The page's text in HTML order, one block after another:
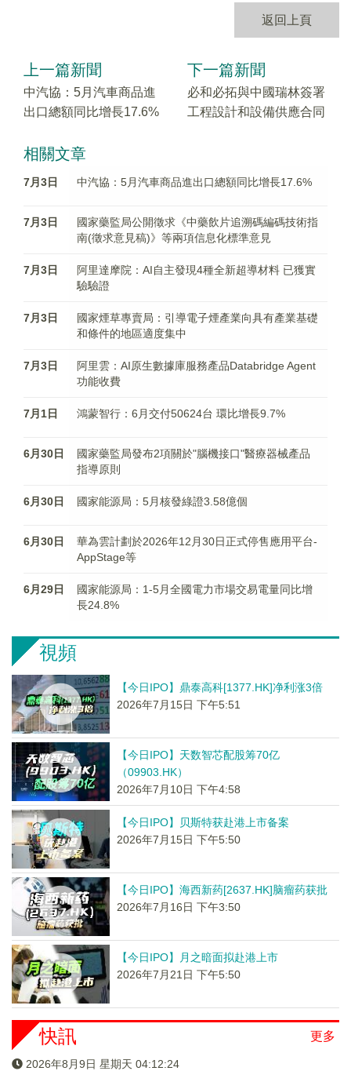
返回上頁
上一篇新聞
中汽協：5月汽車商品進
出口總額同比增長17.6%
下一篇新聞
必和必拓與中國瑞林簽署
工程設計和設備供應合同
相關文章
7月3日 中汽協：5月汽車商品進出口總額同比增長17.6%
7月3日
國家藥監局公開徵求《中藥飲片追溯碼編碼技術指
南(徵求意見稿)》等兩項信息化標準意見
7月3日
阿里達摩院：AI自主發現4種全新超導材料 已獲實
驗驗證
7月3日
國家煙草專賣局：引導電子煙產業向具有產業基礎
和條件的地區適度集中
7月3日
阿里雲：AI原生數據庫服務產品Databridge Agent
功能收費
7月1日 鴻蒙智行：6月交付50624台 環比增長9.7%
6月30日
國家藥監局發布2項關於"腦機接口"醫療器械產品
指導原則
6月30日 國家能源局：5月核發綠證3.58億個
6月30日
華為雲計劃於2026年12月30日正式停售應用平台-
AppStage等
6月29日
國家能源局：1-5月全國電力市場交易電量同比增
長24.8%
視頻
【今日IPO】鼎泰高科[1377.HK]净利涨3倍
2026年7月15日 下午5:51
【今日IPO】天数智芯配股筹70亿
（09903.HK）
2026年7月10日 下午4:58
【今日IPO】贝斯特获赴港上市备案
2026年7月15日 下午5:50
【今日IPO】海西新药[2637.HK]脑瘤药获批
2026年7月16日 下午3:50
【今日IPO】月之暗面拟赴港上市
2026年7月21日 下午5:50
更多
快訊
2026年8月9日 星期天 04:12:24